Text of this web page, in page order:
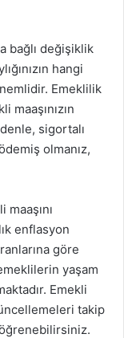
bağlı değişiklik
hangi
Emeklilik
maaşınızın
sigortalı
olmanız,
enflasyon
göre
yaşam
Emekli
takip